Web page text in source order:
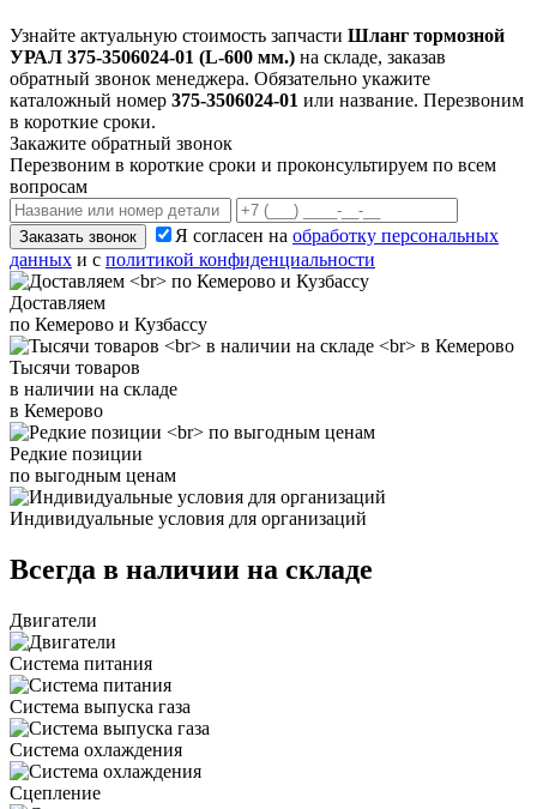
Узнайте актуальную стоимость запчасти Шланг тормозной
УРАЛ 375-3506024-01 (L-600 мм.) на складе, заказав
обратный звонок менеджера. Обязательно укажите
каталожный номер 375-3506024-01 или название. Перезвоним
в короткие сроки.
Закажите обратный звонок
Перезвоним в короткие сроки и проконсультируем по всем
вопросам
Заказать звонок Я согласен на обработку персональных
данных и с политикой конфиденциальности
Доставляем
по Кемерово и Кузбассу
Тысячи товаров
в наличии на складе
в Кемерово
Редкие позиции
по выгодным ценам
Индивидуальные условия для организаций
Всегда в наличии на складе
Двигатели
Система питания
Система выпуска газа
Система охлаждения
Сцепление